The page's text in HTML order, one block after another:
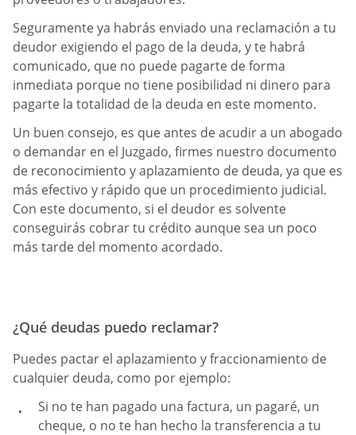
Seguramente ya habrás enviado una reclamación a tu
deudor exigiendo el pago de la deuda, y te habrá
comunicado, que no puede pagarte de forma
inmediata porque no tiene posibilidad ni dinero para
pagarte la totalidad de la deuda en este momento.
Un buen consejo, es que antes de acudir a un abogado
o demandar en el Juzgado, firmes nuestro documento
de reconocimiento y aplazamiento de deuda, ya que es
más efectivo y rápido que un procedimiento judicial.
Con este documento, si el deudor es solvente
conseguirás cobrar tu crédito aunque sea un poco
más tarde del momento acordado.
¿Qué deudas puedo reclamar?
Puedes pactar el aplazamiento y fraccionamiento de
cualquier deuda, como por ejemplo:
Si no te han pagado una factura, un pagaré, un
cheque, o no te han hecho la transferencia a tu